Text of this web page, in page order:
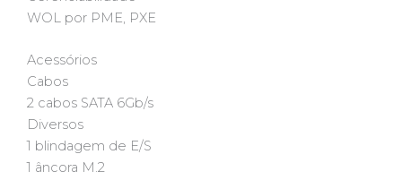
WOL por PME, PXE
Acessórios
Cabos
2 cabos SATA 6Gb/s
Diversos
1 blindagem de E/S
1 âncora M.2